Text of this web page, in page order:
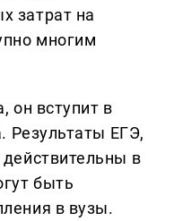
затрат на
многим
он вступит в
Результаты ЕГЭ,
в
быть
в вузы.